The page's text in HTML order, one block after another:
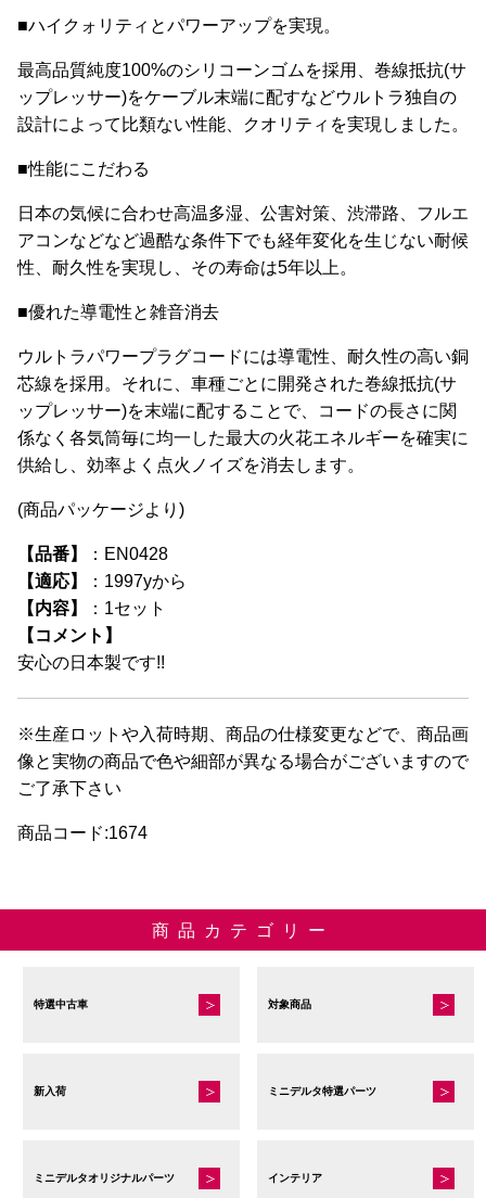
■ハイクォリティとパワーアップを実現。
最高品質純度100%のシリコーンゴムを採用、巻線抵抗(サ
ップレッサー)をケーブル末端に配すなどウルトラ独自の
設計によって比類ない性能、クオリティを実現しました。
■性能にこだわる
日本の気候に合わせ高温多湿、公害対策、渋滞路、フルエ
アコンなどなど過酷な条件下でも経年変化を生じない耐候
性、耐久性を実現し、その寿命は5年以上。
■優れた導電性と雑音消去
ウルトラパワープラグコードには導電性、耐久性の高い銅
芯線を採用。それに、車種ごとに開発された巻線抵抗(サ
ップレッサー)を末端に配することで、コードの長さに関
係なく各気筒毎に均一した最大の火花エネルギーを確実に
供給し、効率よく点火ノイズを消去します。
(商品パッケージより)
【品番】
：EN0428
【適応】
：1997yから
【内容】
：1セット
【コメント】
安心の日本製です!!
※生産ロットや入荷時期、商品の仕様変更などで、商品画
像と実物の商品で色や細部が異なる場合がございますので
ご了承下さい
商品コード:1674
商品カテゴリー
特選中古車 対象商品
新入荷 ミニデルタ特選パーツ
ミニデルタオリジナルパーツ インテリア